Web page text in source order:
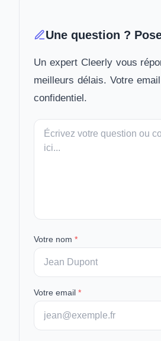
Une question ?
Un expert Cleerly vous
meilleurs délais. Votre
confidentiel.
Votre
message
Votre nom *
Votre email *